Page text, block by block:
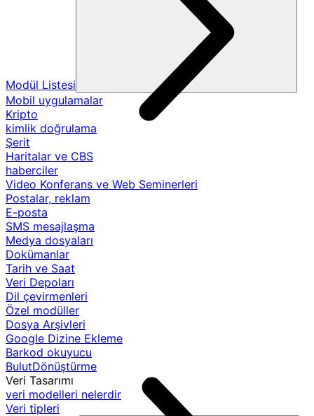
Modül Listesi
Mobil uygulamalar
Kripto
kimlik doğrulama
Şerit
Haritalar ve CBS
haberciler
Video Konferans ve Web Seminerleri
Postalar, reklam
E-posta
SMS mesajlaşma
Medya dosyaları
Dokümanlar
Tarih ve Saat
Veri Depoları
Dil çevirmenleri
Özel modüller
Dosya Arşivleri
Google Dizine Ekleme
Barkod okuyucu
BulutDönüştürme
Veri Tasarımı
veri modelleri nelerdir
Veri tipleri